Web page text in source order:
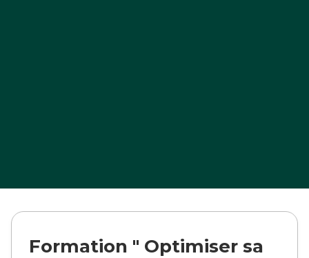
Formation " Optimiser sa